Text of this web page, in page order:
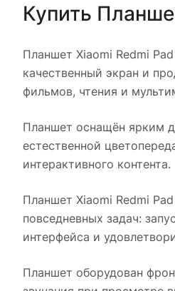
Купить
Планшет Xiaomi Redmi
качественный экран и
фильмов, чтения и
Планшет оснащён ярким
естественной
интерактивного контента.
Планшет Xiaomi Redmi
повседневных задач:
интерфейса и
Планшет оборудован